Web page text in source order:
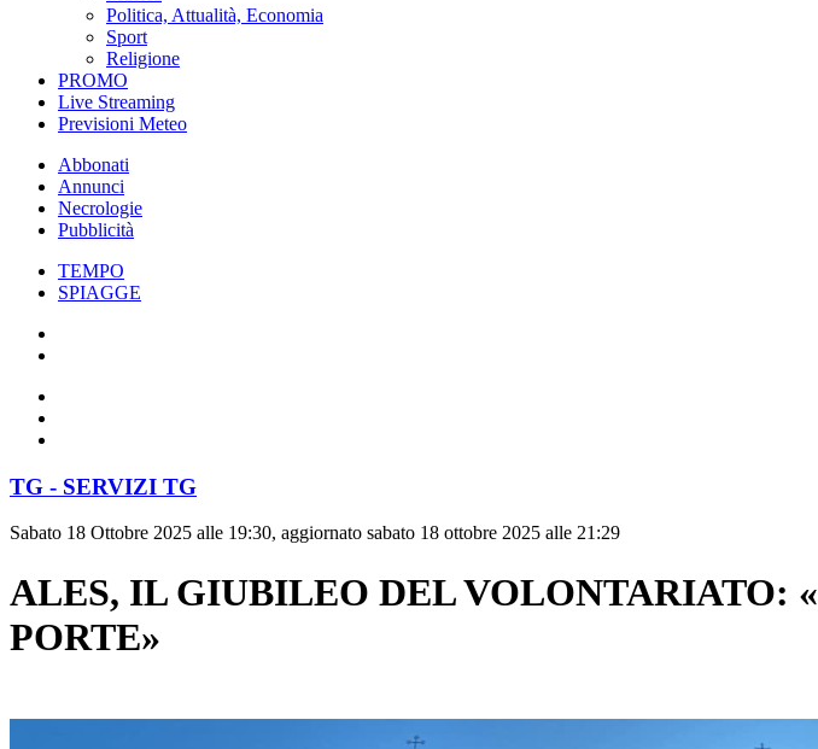
Politica, Attualità, Economia
Sport
Religione
PROMO
Live Streaming
Previsioni Meteo
Abbonati
Annunci
Necrologie
Pubblicità
TEMPO
SPIAGGE
TG - SERVIZI TG
Sabato 18 Ottobre 2025 alle 19:30, aggiornato sabato 18 ottobre 2025 alle 21:29
ALES, IL GIUBILEO DEL VOLONTARIATO:
PORTE»